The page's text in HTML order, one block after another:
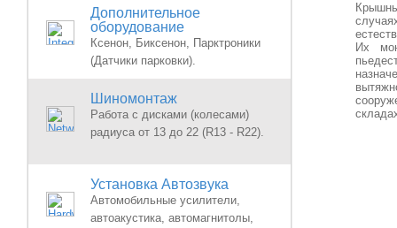
Дополнительное
оборудование
Ксенон, Биксенон, Парктроники
(Датчики парковки).
Шиномонтаж
Работа с дисками (колесами)
радиуса от 13 до 22 (R13 - R22).
Установка Автозвука
Автомобильные усилители,
автоакустика, автомагнитолы,
Их